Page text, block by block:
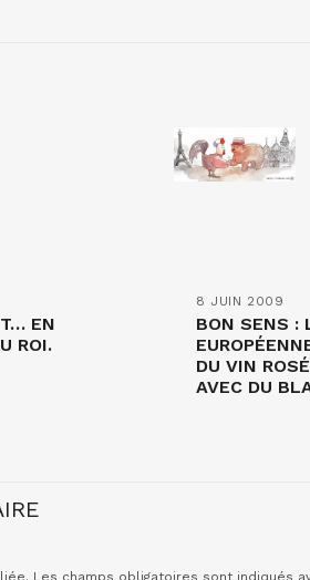
EN
ROI.
8 JUIN 2009
BON SENS :
DU VIN
AVEC DU
Les champs obligatoires sont indiqués